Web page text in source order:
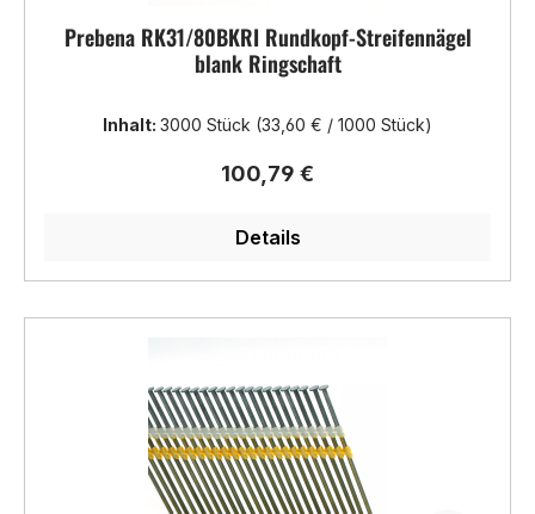
Prebena RK31/80BKRI Rundkopf-Streifennägel
blank Ringschaft
Inhalt: 3000 Stück (33,60 € / 1000 Stück)
Regulärer Preis:
100,79 €
Details